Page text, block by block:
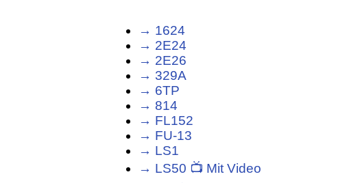
→ 1624
→ 2E24
→ 2E26
→ 329A
→ 6TP
→ 814
→ FL152
→ FU-13
→ LS1
→ LS50 📺 Mit Video